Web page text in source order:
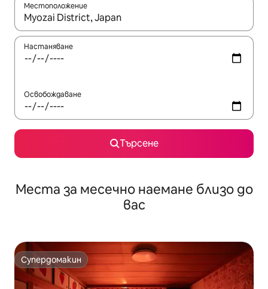
Местоположение
Когато резултатите се покажат, използвайте
Настаняване
Освобождаване
Търсене
Места за месечно наемане близо до
вас
Супердомакин
Супердомакин